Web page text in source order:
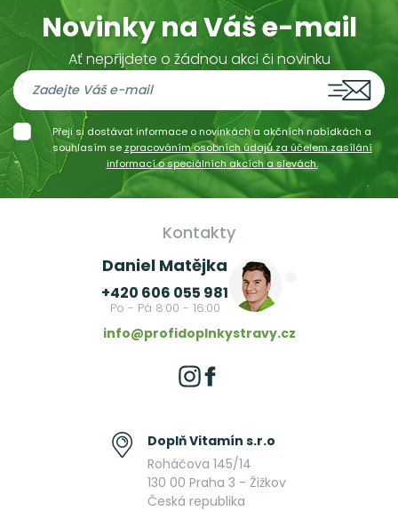
Novinky na Váš e-mail
Ať nepřijdete o žádnou akci či novinku
Přeji si dostávat informace o novinkách a akčních nabídkách a
souhlasím se zpracováním osobních údajů za účelem zasílání
informací o speciálních akcích a slevách.
Kontakty
Daniel Matějka
+420 606 055 981
Po - Pá 8:00 - 16:00
info@profidoplnkystravy.cz
Doplň Vitamín s.r.o
Roháčova 145/14
130 00 Praha 3 - Žižkov
Česká republika